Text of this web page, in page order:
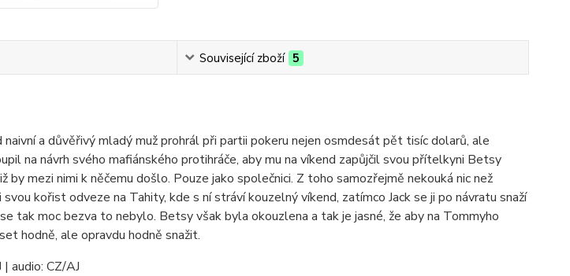
Související zboží 5
naivní a důvěřivý mladý muž prohrál při partii pokeru nejen osmdesát pět tisíc dolarů, ale
na návrh svého mafiánského protihráče, aby mu na víkend zapůjčil svou přítelkyni Betsy
by mezi nimi k něčemu došlo. Pouze jako společnici. Z toho samozřejmě nekouká nic než
kořist odveze na Tahity, kde s ní stráví kouzelný víkend, zatímco Jack se ji po návratu snaží
tak moc bezva to nebylo. Betsy však byla okouzlena a tak je jasné, že aby na Tommyho
hodně, ale opravdu hodně snažit.
audio: CZ/AJ